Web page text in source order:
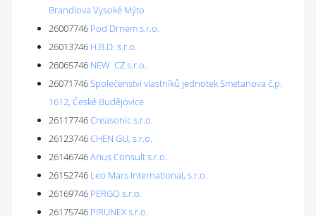
Brandlova Vysoké Mýto
26007746 Pod Drnem s.r.o.
26013746 H.B.D. s.r.o.
26065746 NEW CZ s.r.o.
26071746Společenství vlastníků jednotek Smetanova č.p.
1612, České Budějovice
26117746Creasonic s.r.o.
26123746CHEN GU, s.r.o.
26146746Arius Consult s.r.o.
26152746 Leo Mars International, s.r.o.
26169746 PERGO s.r.o.
26175746 PIRUNEX s.r.o.